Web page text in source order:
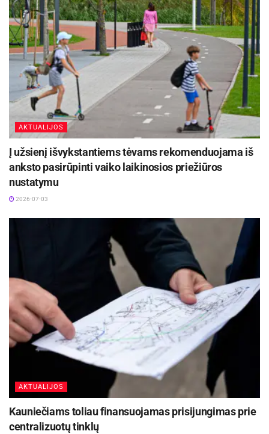
14 - +
AKTUALIJOS
Į užsienį išvykstantiems tėvams rekomenduojama iš
anksto pasirūpinti vaiko laikinosios priežiūros
nustatymu
2026-07-03
AKTUALIJOS
Kauniečiams toliau finansuojamas prisijungimas prie
centralizuotų tinklų